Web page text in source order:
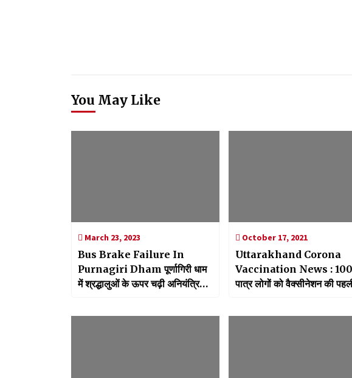
You May Like
March 23, 2023
Bus Brake Failure In
Purnagiri Dham पूर्णागिरी धाम
में श्रद्धालुओं के ऊपर चढ़ी अनियंत्रित
October 17, 2021
Uttarakhand Corona
Vaccination News : 100%
पात्र लोगों को वैक्सीनेशन की